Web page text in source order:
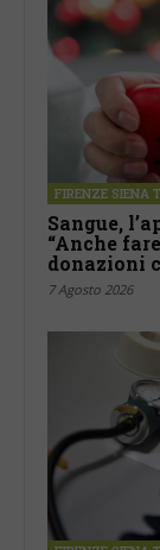
FIRENZE SIENA
Sangue,
“Anche
donazioni
7 Agosto 2026